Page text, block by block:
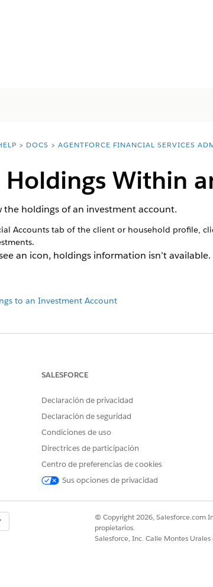
DOCS AGENTFORCE FINANCIAL SERVICES
Holdings Within
the holdings of an investment account.
Accounts tab of the client or household profile,
an icon, holdings information isn’t available.
to an Investment Account
SALESFORCE
Declaración de privacidad
Declaración de seguridad
Condiciones de uso
Directrices de participación
Centro de preferencias de cookies
Sus opciones de privacidad
© Copyright 2026, Salesforce.com
propietarios.
Salesforce, Inc. Calle Montes